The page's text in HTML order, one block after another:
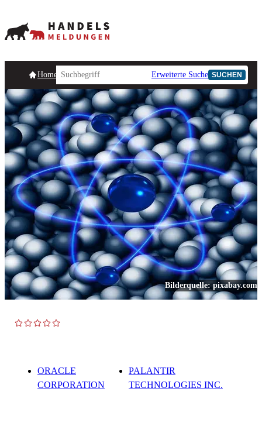
HomepageHandelsmeldungen Ad-Hoc-Meldungen
Erweiterte Suche SUCHEN
Bilderquelle:pixabay.com
ORACLE
CORPORATION
PALANTIR
TECHNOLOGIES INC.